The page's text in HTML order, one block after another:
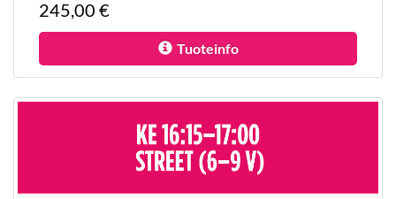
245,00 €
Tuoteinfo